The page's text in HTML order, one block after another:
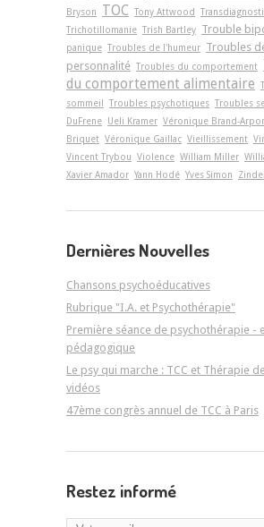
Bryson
TOC Tony Attwood
Trichotillomanie Trish Bartley Trouble
panique Troubles de l'humeur Troubles
personnalité Troubles du comportement
du comportement alimentaire
sommeil Troubles psychotiques Troubles
DuFrene Ueli Kramer Véronique Brand-
Briquet Véronique Gaillac Vieillissement
Vincent Trybou Violence William Miller
Xavier Amador Yann Hodé Yves Simon
Dernières Nouvelles
Chansons psychoéducatives
Rubrique "I.A. et Psychothérapie"
Première séance de psychothérapie -
pédagogique
Le psy qui marche : TCC et Thérapie
vidéos
47ème congrès annuel de TCC à Paris
Restez informé